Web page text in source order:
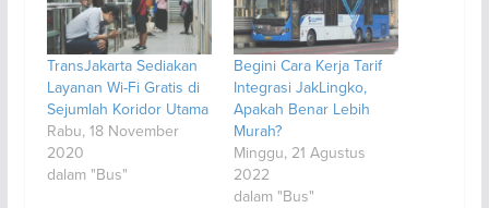
TransJakarta Sediakan
Layanan Wi-Fi Gratis di
Sejumlah Koridor Utama
Rabu, 18 November
2020
dalam "Bus"
Begini Cara Kerja Tarif
Integrasi JakLingko,
Apakah Benar Lebih
Murah?
Minggu, 21 Agustus
2022
dalam "Bus"